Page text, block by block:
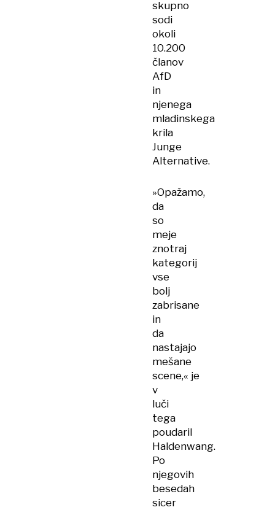
skupno
sodi
okoli
10.200
članov
AfD
in
njenega
mladinskega
krila
Junge
Alternative.
»Opažamo,
da
so
meje
znotraj
kategorij
vse
bolj
zabrisane
in
da
nastajajo
mešane
scene,« je
v
luči
tega
poudaril
Haldenwang.
Po
njegovih
besedah
sicer